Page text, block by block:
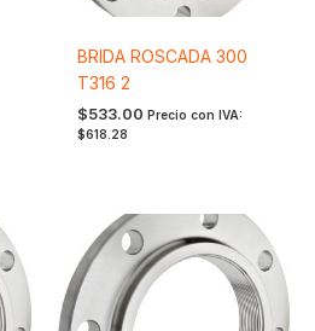
BRIDA ROSCADA 300
T316 2
$533.00 Precio con IVA:
$618.28